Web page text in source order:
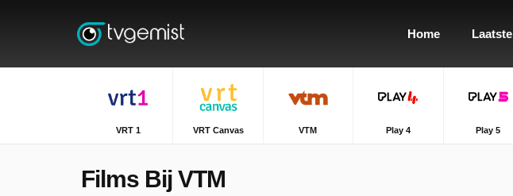
Home Laatste
VRT 1 VRT Canvas VTM Play 4 Play 5
Films Bij VTM